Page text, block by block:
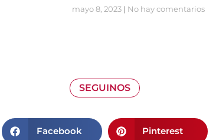
mayo 8, 2023 No hay comentarios
SEGUINOS
Facebook Pinterest